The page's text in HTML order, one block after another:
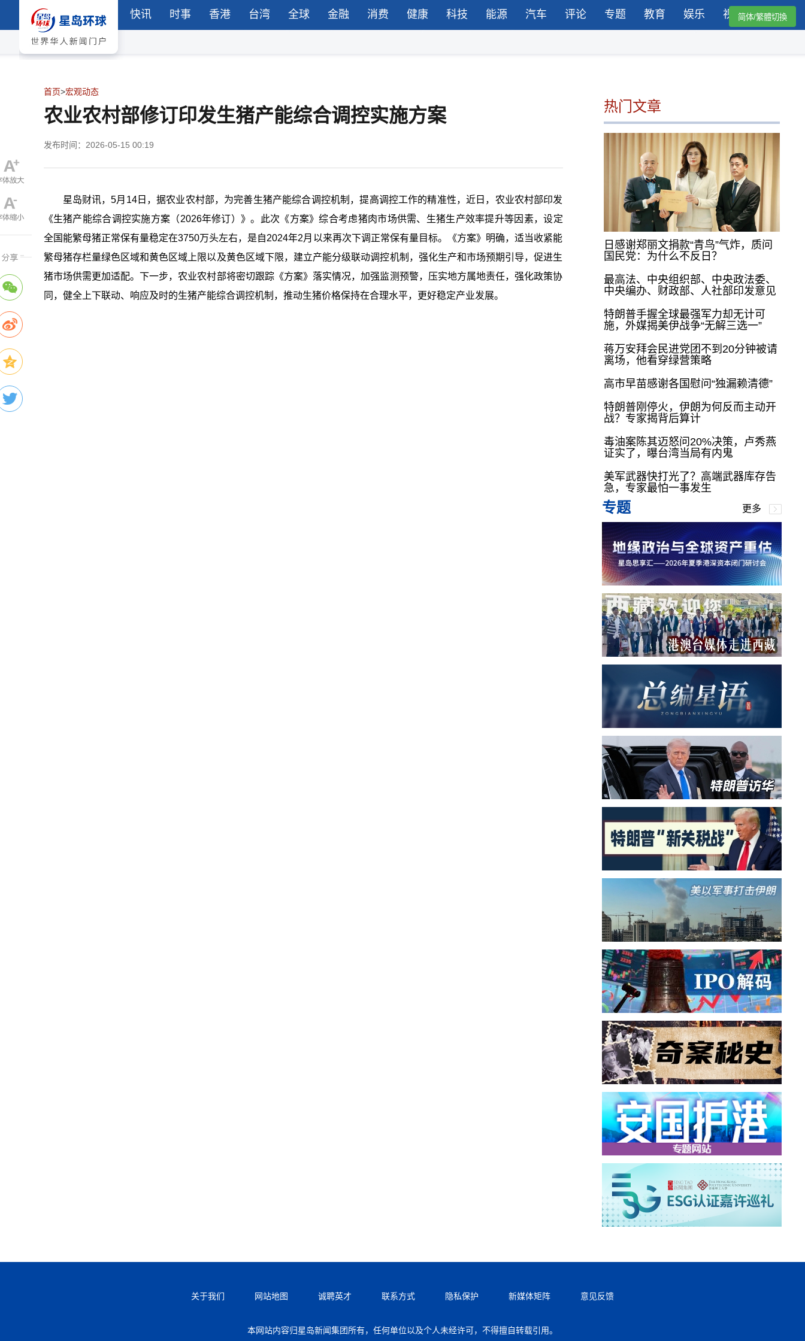
快讯 时事 香港 台湾 全球 金融 消费 健康 科技 能源 汽车 评论 专题 教育 娱乐 视频简体/繁體切換
首页>宏观动态
农业农村部修订印发生猪产能综合调控实施方案
发布时间：2026-05-15 00:19
星岛财讯，5月14日，据农业农村部，为完善生猪产能综合调控机制，提高调控工作的精准性，近日，农业农村部印发
《生猪产能综合调控实施方案（2026年修订）》。此次《方案》综合考虑猪肉市场供需、生猪生产效率提升等因素，设定
全国能繁母猪正常保有量稳定在3750万头左右，是自2024年2月以来再次下调正常保有量目标。《方案》明确，适当收紧能
繁母猪存栏量绿色区域和黄色区域上限以及黄色区域下限，建立产能分级联动调控机制，强化生产和市场预期引导，促进生
猪市场供需更加适配。下一步，农业农村部将密切跟踪《方案》落实情况，加强监测预警，压实地方属地责任，强化政策协
同，健全上下联动、响应及时的生猪产能综合调控机制，推动生猪价格保持在合理水平，更好稳定产业发展。
热门文章
日感谢郑丽文捐款“青鸟”气炸，质问
国民党：为什么不反日？
最高法、中央组织部、中央政法委、
中央编办、财政部、人社部印发意见
特朗普手握全球最强军力却无计可
施，外媒揭美伊战争“无解三选一”
蒋万安拜会民进党团不到20分钟被请
离场，他看穿绿营策略
高市早苗感谢各国慰问“独漏赖清德”
特朗普刚停火，伊朗为何反而主动开
战？专家揭背后算计
毒油案陈其迈怒问20%决策，卢秀燕
证实了，曝台湾当局有内鬼
美军武器快打光了？高端武器库存告
急，专家最怕一事发生
专题 更多
关于我们 网站地图 诚聘英才 联系方式 隐私保护 新媒体矩阵 意见反馈
本网站内容归星岛新闻集团所有，任何单位以及个人未经许可，不得擅自转载引用。